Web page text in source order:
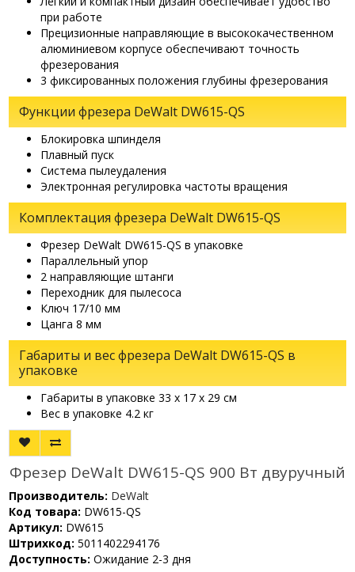
при работе
Прецизионные направляющие в высококачественном
алюминиевом корпусе обеспечивают точность
фрезерования
3 фиксированных положения глубины фрезерования
Функции фрезера DeWalt DW615-QS
Блокировка шпинделя
Плавный пуск
Система пылеудаления
Электронная регулировка частоты вращения
Комплектация фрезера DeWalt DW615-QS
Фрезер DeWalt DW615-QS в упаковке
Параллельный упор
2 направляющие штанги
Переходник для пылесоса
Ключ 17/10 мм
Цанга 8 мм
Габариты и вес фрезера DeWalt DW615-QS в
упаковке
Габариты в упаковке 33 х 17 х 29 см
Вес в упаковке 4.2 кг
Фрезер DeWalt DW615-QS 900 Вт двуручный
Производитель: DeWalt
Код товара: DW615-QS
Артикул: DW615
Штрихкод: 5011402294176
Доступность: Ожидание 2-3 дня